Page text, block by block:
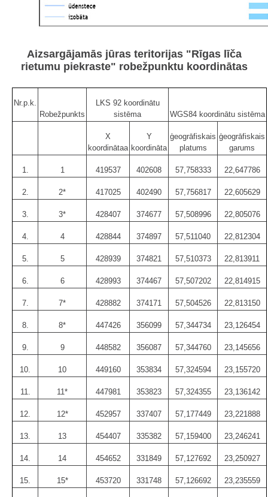
Aizsargājamās jūras teritorijas "Rīgas līča
rietumu piekraste" robežpunktu koordinātas
Nr.p.k.
Robežpunkts
LKS 92 koordinātu
sistēma
WGS84 koordinātu sistēma
X
koordinātaa
Y
koordināta
ģeogrāfiskais
platums
ģeogrāfiskais
garums
1. 1 419537 402608 57,758333 22,647786
2. 2* 417025 402490 57,756817 22,605629
3. 3* 428407 374677 57,508996 22,805076
4. 4 428844 374897 57,511040 22,812304
5. 5 428939 374821 57,510373 22,813911
6. 6 428993 374467 57,507202 22,814915
7. 7* 428882 374171 57,504526 22,813150
8. 8* 447426 356099 57,344734 23,126454
9. 9 448582 356087 57,344760 23,145656
10. 10 449160 353834 57,324594 23,155720
11. 11* 447981 353823 57,324355 23,136142
12. 12* 452957 337407 57,177449 23,221888
13. 13 454407 335382 57,159400 23,246241
14. 14 454652 331849 57,127692 23,250927
15. 15* 453720 331748 57,126692 23,235559